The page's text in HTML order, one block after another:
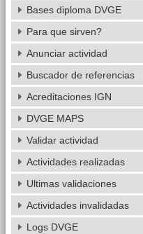
Bases diploma DVGE
Para que sirven?
Anunciar actividad
Buscador de referencias
Acreditaciones IGN
DVGE MAPS
Validar actividad
Actividades realizadas
Ultimas validaciones
Actividades invalidadas
Logs DVGE